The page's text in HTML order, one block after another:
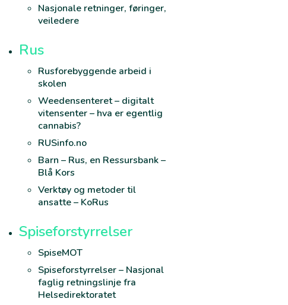
Nasjonale retninger, føringer,
veiledere
Rus
Rusforebyggende arbeid i
skolen
Weedensenteret – digitalt
vitensenter – hva er egentlig
cannabis?
RUSinfo.no
Barn – Rus, en Ressursbank –
Blå Kors
Verktøy og metoder til
ansatte – KoRus
Spiseforstyrrelser
SpiseMOT
Spiseforstyrrelser – Nasjonal
faglig retningslinje fra
Helsedirektoratet